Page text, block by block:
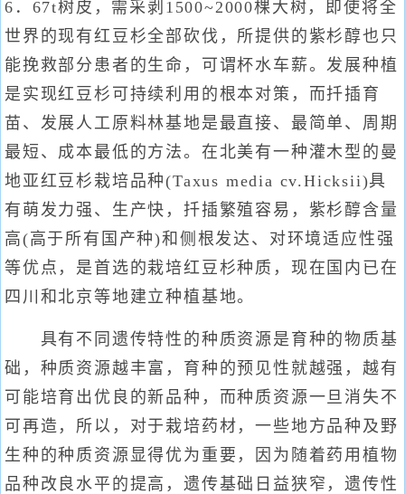
6．67t树皮，需采剥1500~2000棵大树，即使将全
世界的现有红豆杉全部砍伐，所提供的紫杉醇也只
能挽救部分患者的生命，可谓杯水车薪。发展种植
是实现红豆杉可持续利用的根本对策，而扦插育
苗、发展人工原料林基地是最直接、最简单、周期
最短、成本最低的方法。在北美有一种灌木型的曼
地亚红豆杉栽培品种(Taxus media cv.Hicksii)具
有萌发力强、生产快，扦插繁殖容易，紫杉醇含量
高(高于所有国产种)和侧根发达、对环境适应性强
等优点，是首选的栽培红豆杉种质，现在国内已在
四川和北京等地建立种植基地。
具有不同遗传特性的种质资源是育种的物质基
础，种质资源越丰富，育种的预见性就越强，越有
可能培育出优良的新品种，而种质资源一旦消失不
可再造，所以，对于栽培药材，一些地方品种及野
生种的种质资源显得优为重要，因为随着药用植物
品种改良水平的提高，遗传基础日益狭窄，遗传性